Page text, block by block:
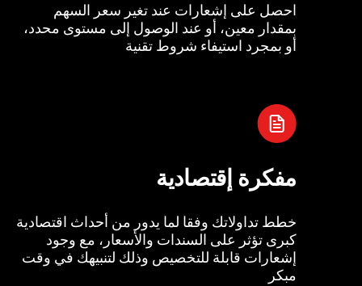
احصل على إشعارات عند تغير سعر السهم
بمقدار معين، أو عند الوصول إلى مستوى محدد،
أو بمجرد استيفاء شروط تقنية
مفكرة إقتصادية
خطط تداولاتك وفقا لما يدور من أحداث اقتصادية
كبرى تؤثر على السندات والأسعار، مع وجود
إشعارات قابلة للتخصيص وذلك لتنبيهك في وقت
مبكر